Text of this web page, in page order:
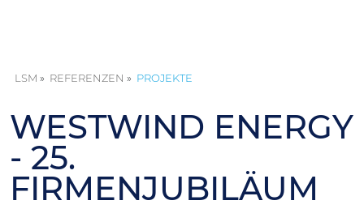
LSM REFERENZEN PROJEKTE
WESTWIND ENERGY
- 25.
FIRMENJUBILÄUM